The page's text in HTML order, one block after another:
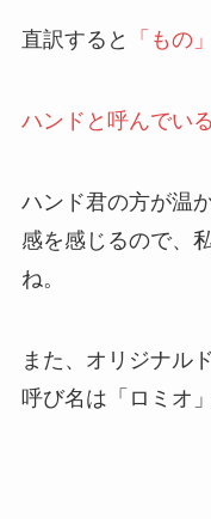
直訳すると 「もの」
ハンドと呼んでい
ハンド君の方が温
感を感じるので、
ね。
また、オリジナル
呼び名は「ロミオ